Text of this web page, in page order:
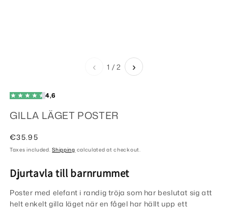
‹ 1 / 2 ›
4,6
GILLA LÄGET POSTER
Regular
price
€35.95
Taxes included.Shipping calculated at checkout.
Djurtavla till barnrummet
Poster med elefant i randig tröja som har beslutat sig att
helt enkelt gilla läget när en fågel har hällt upp ett